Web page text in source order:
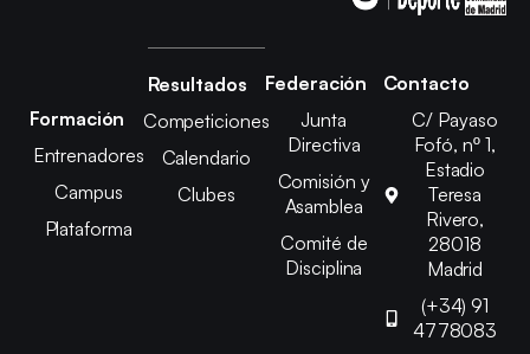
Formación
Entrenadores
Campus
Plataforma
Resultados
Competiciones
Calendario
Clubes
Federación
Junta
Directiva
Comisión y
Asamblea
Comité de
Disciplina
Contacto
C/ Payaso
Fofó, nº 1,
Estadio
Teresa
Rivero,
28018
Madrid
(+34) 91
4778083